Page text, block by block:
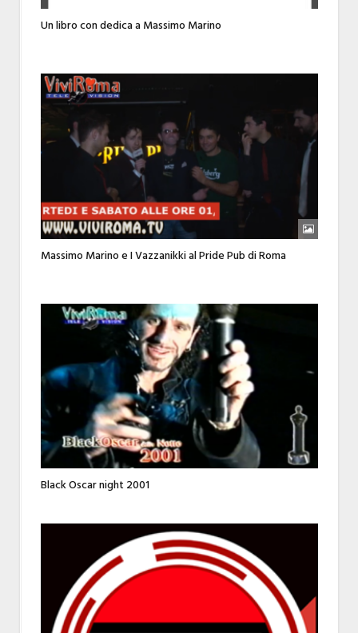
Un libro con dedica a Massimo Marino
Massimo Marino e I Vazzanikki al Pride Pub di Roma
Black Oscar night 2001